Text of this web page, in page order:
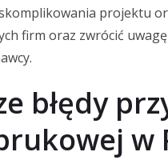
projektu
firm oraz zwrócić
błędy
w